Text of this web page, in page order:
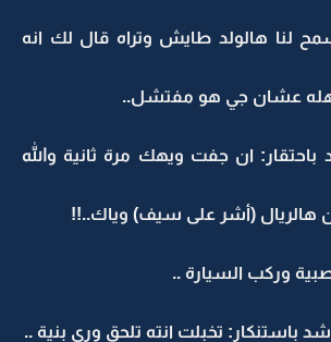
لنا هالولد طايش وتراه قال لك انه
هله عشان جي هو مفتشل..
ان جفت ويهك مرة ثانية والله
هالريال (أشر على سيف) وياك..!!
وركب السيارة ..
تخبلت انته تلحق ورى بنية ..